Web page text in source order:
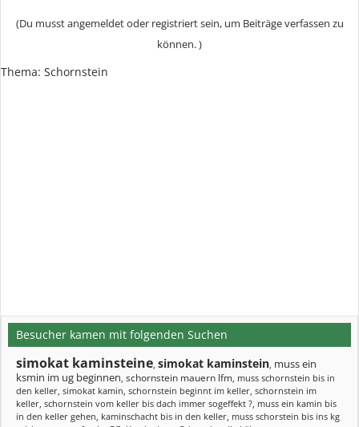
(Du musst angemeldet oder registriert sein, um Beiträge verfassen zu
können. )
Thema: Schornstein
Besucher kamen mit folgenden Suchen
simokat kaminsteine, simokat kaminstein, muss ein
ksmin im ug beginnen, schornstein mauern lfm, muss schornstein bis in
den keller, simokat kamin, schornstein beginnt im keller, schornstein im
keller, schornstein vom keller bis dach immer sogeffekt ?, muss ein kamin bis
in den keller gehen, kaminschacht bis in den keller, muss schorstein bis ins kg